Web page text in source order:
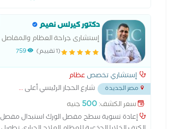
دكتور كيرلس نعيم
إستشارى جراحة العظام والمفاصل
والعمود الفقري
(1 تقييم) 759
إستشاري تخصص عظام
مصر الجديدة شارع الحجاز الرئيسي أعلى...
سعر الكشف:500 جنيه
إعادة تسوية سطح مفصل الورك استبدال مفصل